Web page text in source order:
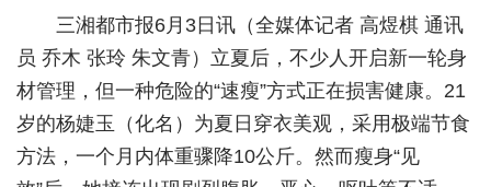
武汉
世相
环球
三湘都市报6月3日讯（全媒体记者 高煜棋 通讯
员 乔木 张玲 朱文青）立夏后，不少人开启新一轮身
材管理，但一种危险的“速瘦”方式正在损害健康。21
岁的杨婕玉（化名）为夏日穿衣美观，采用极端节食
方法，一个月内体重骤降10公斤。然而瘦身“见